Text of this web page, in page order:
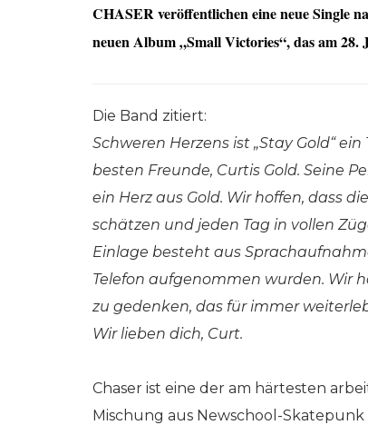
CHASER veröffentlichen eine neue Single
neuen Album „Small Victories“, das am
Die Band zitiert:
Schweren Herzens ist „Stay Gold“
besten Freunde, Curtis Gold. Seine
ein Herz aus Gold. Wir hoffen, dass
schätzen und jeden Tag in vollen
Einlage besteht aus
Telefon aufgenommen wurden. Wir
zu gedenken, das für immer
Wir lieben dich, Curt.
Chaser ist eine der am härtesten
Mischung aus Newschool-